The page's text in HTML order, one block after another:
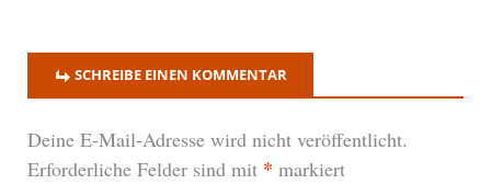
SCHREIBE EINEN KOMMENTAR
Deine E-Mail-Adresse wird nicht veröffentlicht.
Erforderliche Felder sind mit * markiert